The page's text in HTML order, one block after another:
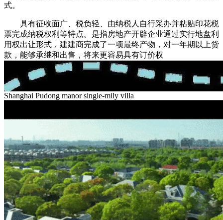
式。
具有征收面广、税负轻、由纳税人自行采办并粘贴印花税
票完成纳税权利等特点。是指房地产开辟企业通过实行地盘利
用权出让形式，建建商完成了一项最终产物，对一年期以上贷
款，能够承继和出售，将来更容易具有订价权
Shanghai Pudong manor single-mily villa